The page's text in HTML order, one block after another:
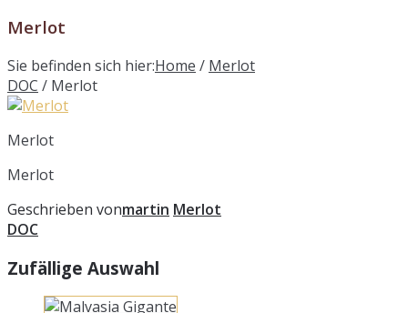
Merlot
Sie befinden sich hier:Home / Merlot
DOC / Merlot
Merlot
Merlot
Geschrieben vonmartin Merlot
DOC
Zufällige Auswahl